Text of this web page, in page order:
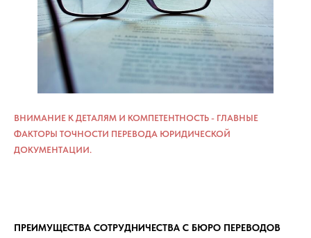
ВНИМАНИЕ К ДЕТАЛЯМ И КОМПЕТЕНТНОСТЬ - ГЛАВНЫЕ
ФАКТОРЫ ТОЧНОСТИ ПЕРЕВОДА ЮРИДИЧЕСКОЙ
ДОКУМЕНТАЦИИ.
ПРЕИМУЩЕСТВА СОТРУДНИЧЕСТВА С БЮРО ПЕРЕВОДОВ